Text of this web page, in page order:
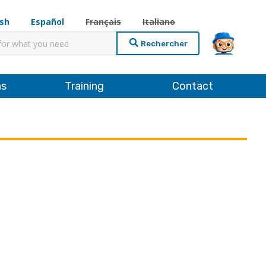
Español Français
Italiano
Training Contact